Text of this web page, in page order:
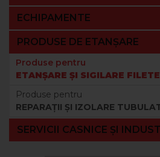
ECHIPAMENTE
PRODUSE DE ETANȘARE
Produse pentru
ETANȘARE ȘI SIGILARE FILETE
Produse pentru
REPARAȚII ȘI IZOLARE
SERVICII CASNICE ȘI